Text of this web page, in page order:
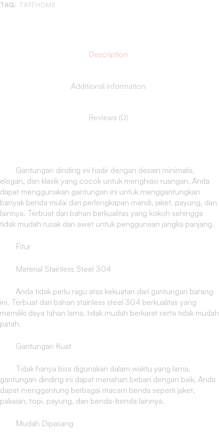
TAG: TAFFHOME
Description
Additional information
Reviews (0)
Gantungan dinding ini hadir dengan desain minimalis,
elegan, dan klasik yang cocok untuk menghiasi ruangan. Anda
dapat menggunakan gantungan ini untuk menggantungkan
banyak benda mulai dari perlengkapan mandi, jaket, payung, dan
lainnya. Terbuat dari bahan berkualitas yang kokoh sehingga
tidak mudah rusak dan awet untuk penggunaan jangka panjang.
Fitur
Material Stainless Steel 304
Anda tidak perlu ragu atas kekuatan dari gantungan barang
ini. Terbuat dari bahan stainless steel 304 berkualitas yang
memiliki daya tahan lama, tidak mudah berkarat serta tidak mudah
patah.
Gantungan Kuat
Tidak hanya bisa digunakan dalam waktu yang lama,
gantungan dinding ini dapat menahan beban dengan baik. Anda
dapat menggantung berbagai macam benda seperti jaket,
pakaian, topi, payung, dan benda-benda lainnya.
Mudah Dipasang